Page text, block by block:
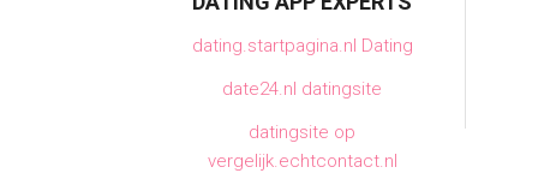
dating.startpagina.nl Dating
date24.nl datingsite
datingsite op
vergelijk.echtcontact.nl